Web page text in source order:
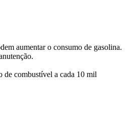
aumentar o consumo de gasolina.
de combustível a cada 10 mil